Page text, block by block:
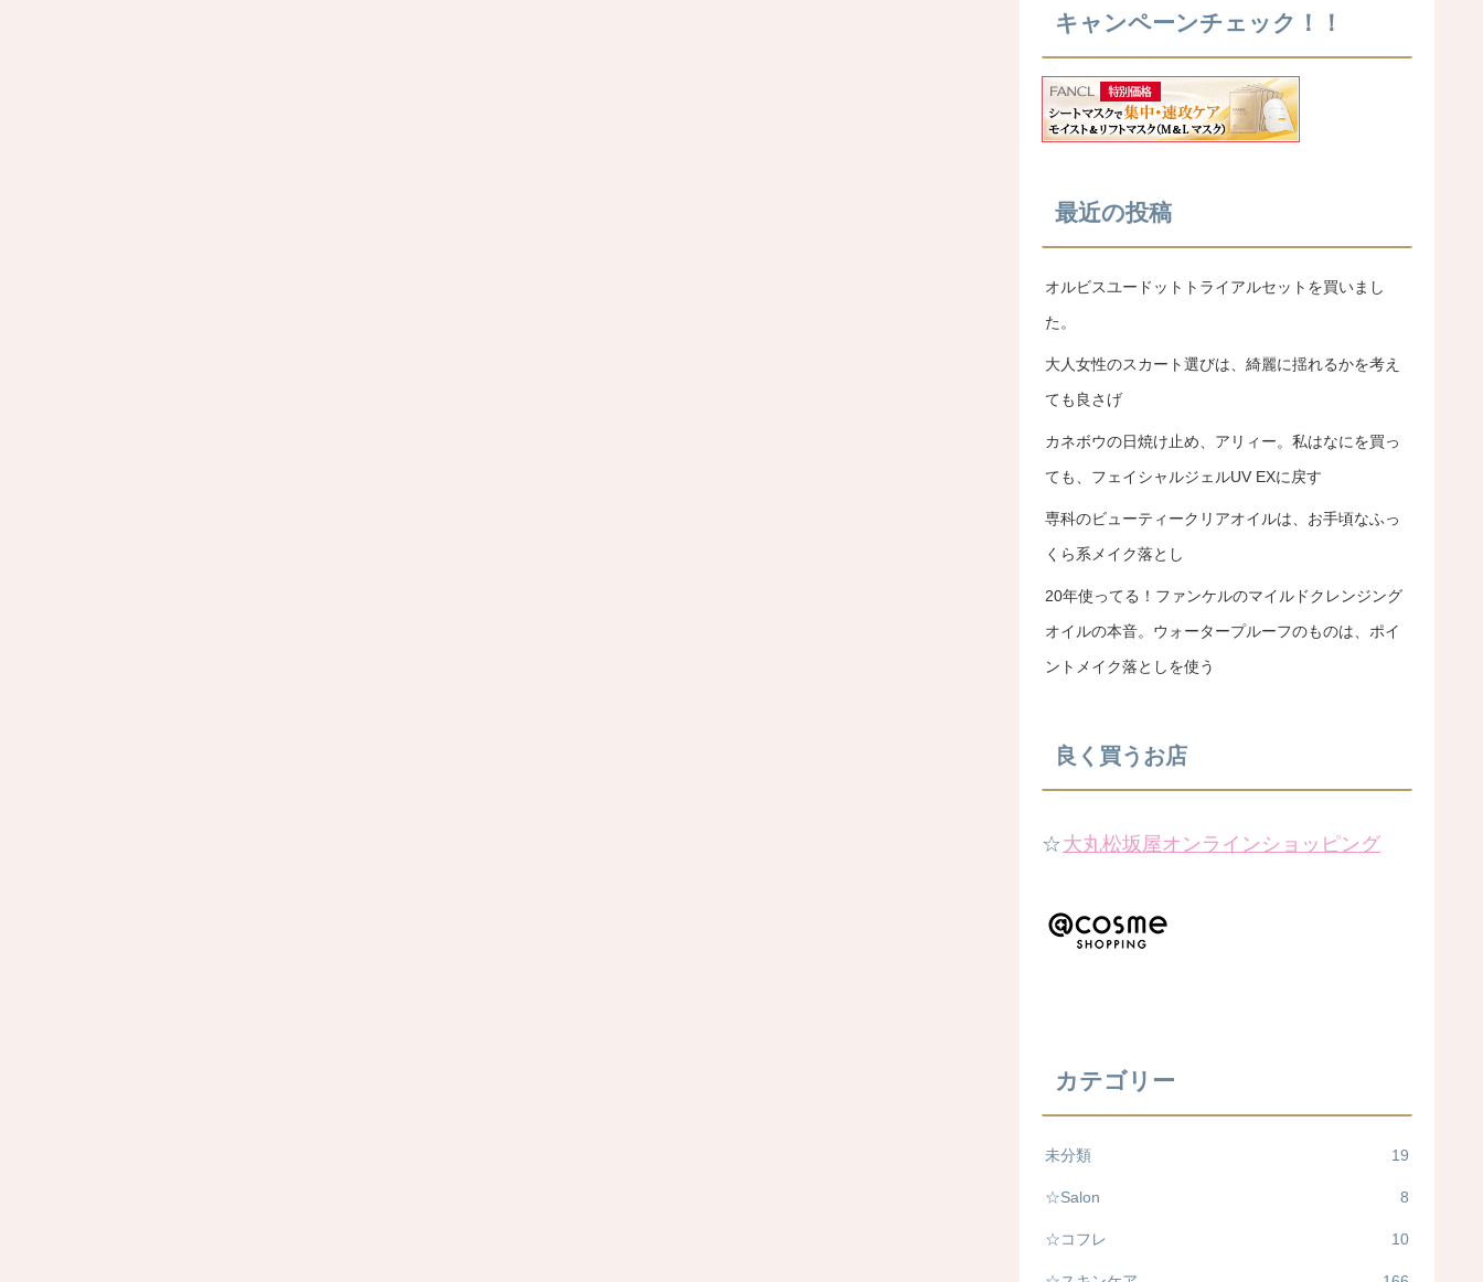
キャンペーンチェック！！
最近の投稿
オルビスユードットトライアルセットを買いまし
た。
大人女性のスカート選びは、綺麗に揺れるかを考え
ても良さげ
カネボウの日焼け止め、アリィー。私はなにを買っ
ても、フェイシャルジェルUV EXに戻す
専科のビューティークリアオイルは、お手頃なふっ
くら系メイク落とし
20年使ってる！ファンケルのマイルドクレンジング
オイルの本音。ウォータープルーフのものは、ポイ
ントメイク落としを使う
良く買うお店
☆大丸松坂屋オンラインショッピング
カテゴリー
未分類 19
☆Salon 8
☆コフレ 10